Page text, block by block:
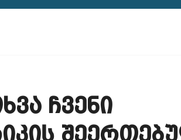
არის რეაგირება
თაღლითური ფულადი
შექმნან მდინარაძის
გარშემო — COVID-19-ის
ჩვენი